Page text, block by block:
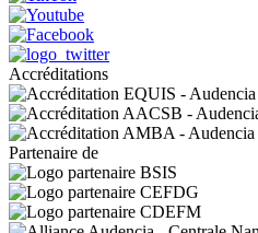
Accréditations
Partenaire de